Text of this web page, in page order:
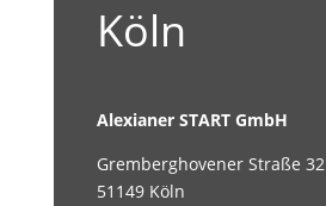
Köln
Alexianer START GmbH
Gremberghovener Straße 32
51149 Köln